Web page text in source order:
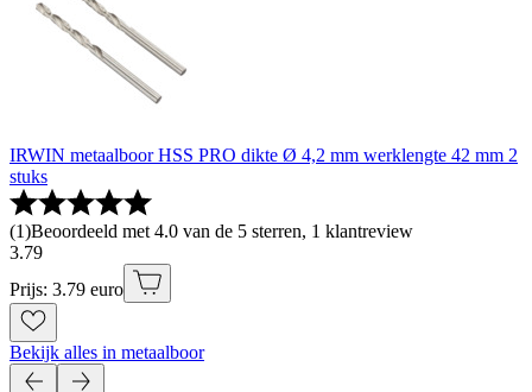
IRWIN metaalboor HSS PRO dikte Ø 4,2 mm werklengte 42 mm 2
stuks
(1)Beoordeeld met 4.0 van de 5 sterren, 1 klantreview
3.79
Prijs: 3.79 euro
Bekijk alles in metaalboor